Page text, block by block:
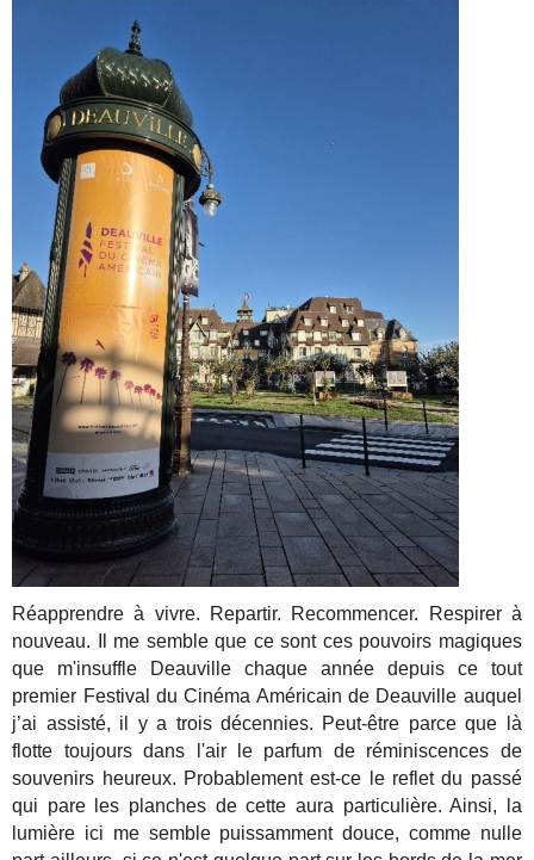
Réapprendre à vivre. Repartir. Recommencer. Respirer à
nouveau. Il me semble que ce sont ces pouvoirs magiques
que m'insuffle Deauville chaque année depuis ce tout
premier Festival du Cinéma Américain de Deauville auquel
j’ai assisté, il y a trois décennies. Peut-être parce que là
flotte toujours dans l'air le parfum de réminiscences de
souvenirs heureux. Probablement est-ce le reflet du passé
qui pare les planches de cette aura particulière. Ainsi, la
lumière ici me semble puissamment douce, comme nulle